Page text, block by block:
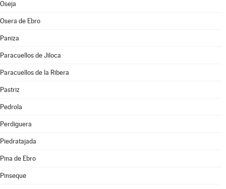
Oseja
Osera de Ebro
Paniza
Paracuellos de Jiloca
Paracuellos de la Ribera
Pastriz
Pedrola
Perdiguera
Piedratajada
Pina de Ebro
Pinseque